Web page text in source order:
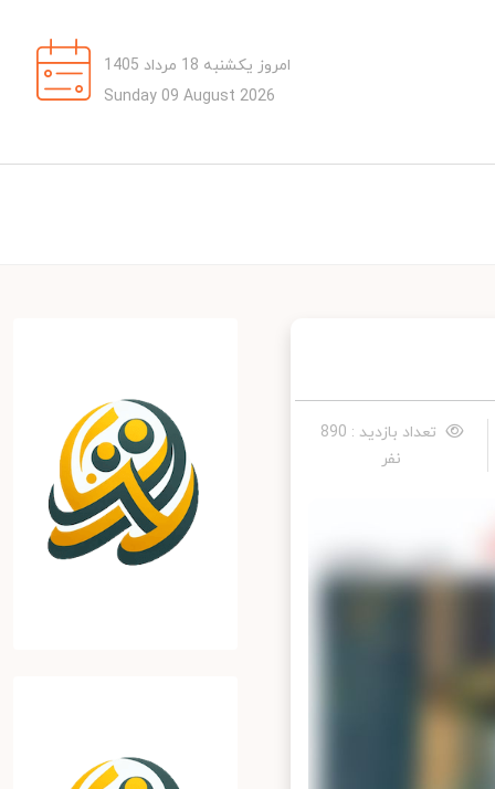
امروز یکشنبه 18 مرداد 1405
Sunday 09 August 2026
تعداد بازدید : 890
نفر